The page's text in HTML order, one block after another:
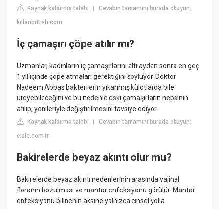
Kaynak kaldırma talebi |Cevabın tamamını burada okuyun:
kolanbritish.com
İç çamaşırı çöpe atılır mı?
Uzmanlar, kadınların iç çamaşırlarını altı aydan sonra en geç
1 yıl içinde çöpe atmaları gerektiğini söylüyor. Doktor
Nadeem Abbas bakterilerin yıkanmış külotlarda bile
üreyebileceğini ve bu nedenle eski çamaşırların hepsinin
atılıp, yenileriyle değiştirilmesini tavsiye ediyor.
Kaynak kaldırma talebi |Cevabın tamamını burada okuyun:
elele.com.tr
Bakirelerde beyaz akıntı olur mu?
Bakirelerde beyaz akıntı nedenlerinin arasında vajinal
floranın bozulması ve mantar enfeksiyonu görülür. Mantar
enfeksiyonu bilinenin aksine yalnızca cinsel yolla